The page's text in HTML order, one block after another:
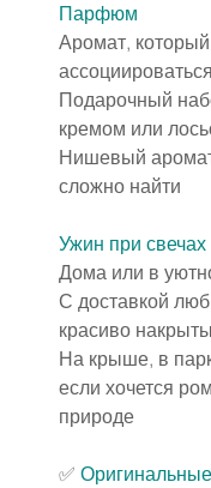
Парфюм
Аромат, который
Подарочный
кремом или
Нишевый
сложно найти
Ужин при свечах
Дома или в
С доставкой
красиво
На крыше, в
если хочется
природе
✅️